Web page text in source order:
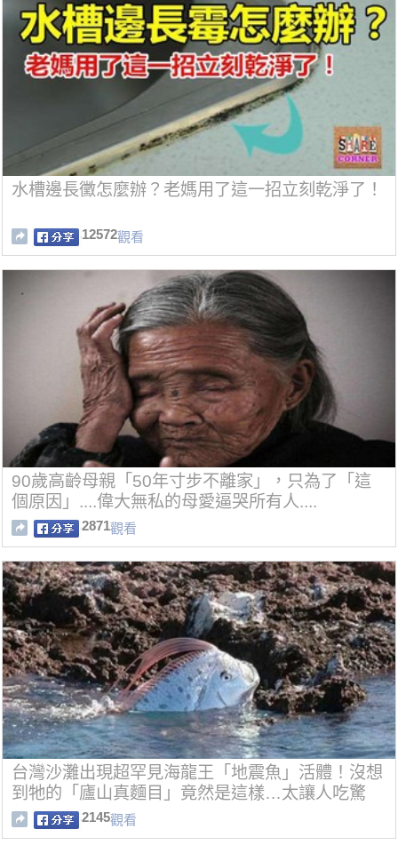
水槽邊長黴怎麼辦？老媽用了這一招立刻乾淨了！
12572觀看
90歲高齡母親「50年寸步不離家」，只為了「這
個原因」....偉大無私的母愛逼哭所有人....
2871觀看
台灣沙灘出現超罕見海龍王「地震魚」活體！沒想
到牠的「廬山真麵目」竟然是這樣…太讓人吃驚
了！
2145觀看